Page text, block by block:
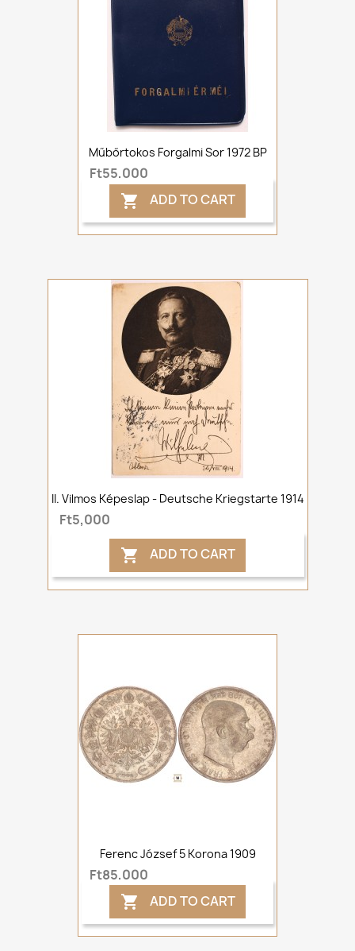
Műbőrtokos Forgalmi Sor 1972 BP
Ft55,000
 ADD TO CART
II. Vilmos Képeslap - Deutsche Kriegstarte 1914
Ft5,000
 ADD TO CART
Ferenc József 5 Korona 1909
Ft85,000
 ADD TO CART